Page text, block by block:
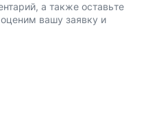
а также оставьте
вашу заявку и